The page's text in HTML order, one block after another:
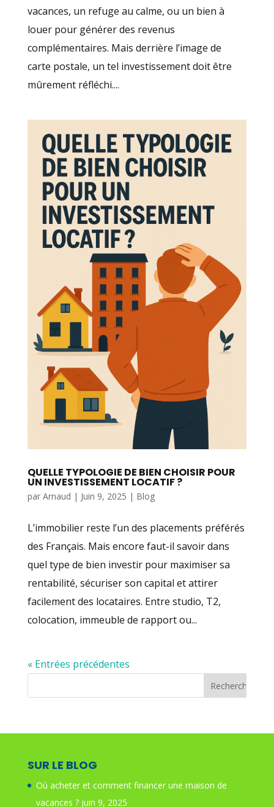
vacances, un refuge au calme, ou un bien à
louer pour générer des revenus
complémentaires. Mais derrière l’image de
carte postale, un tel investissement doit être
mûrement réfléchi....
QUELLE TYPOLOGIE DE BIEN CHOISIR POUR
UN INVESTISSEMENT LOCATIF ?
par Arnaud | Juin 9, 2025 | Blog
L’immobilier reste l’un des placements préférés
des Français. Mais encore faut-il savoir dans
quel type de bien investir pour maximiser sa
rentabilité, sécuriser son capital et attirer
facilement des locataires. Entre studio, T2,
colocation, immeuble de rapport ou...
« Entrées précédentes
SUR LE BLOG
Où acheter et comment financer une maison de
vacances ? juin 9, 2025